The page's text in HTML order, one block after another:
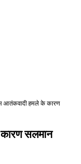
आतंकवादी हमले के कारण
सलमान